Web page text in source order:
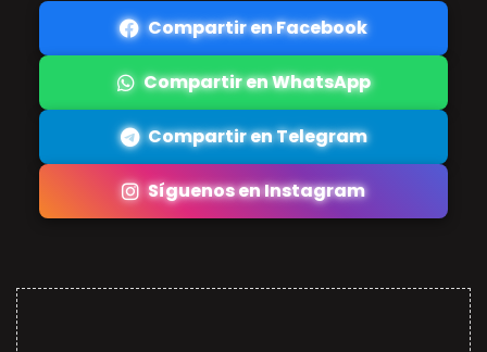
Compartir en Facebook
Compartir en WhatsApp
Compartir en Telegram
Síguenos en Instagram